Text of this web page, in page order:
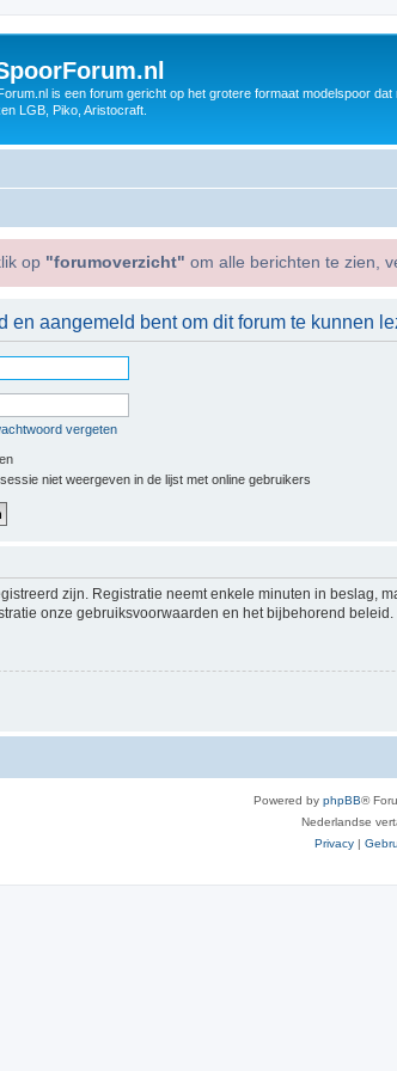
is een forum gericht op het grotere formaat modelspoor
LGB, Piko, Aristocraft.
op "forumoverzicht" om alle berichten te zien,
en aangemeld bent om dit forum te kunnen
vergeten
niet weergeven in de lijst met online gebruikers
zijn. Registratie neemt enkele minuten in beslag,
onze gebruiksvoorwaarden en het bijbehorend
Powered by phpBB®
Nederlandse
Privacy |